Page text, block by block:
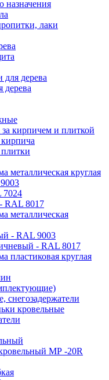
назначения
лаки
для дерева
дерева
за кирпичем и плиткой
металлическая круглая
7024
RAL 8017
металлическая
- RAL 9003
- RAL 8017
пластиковая круглая
снегозадержатели
кровельные
МР -20R